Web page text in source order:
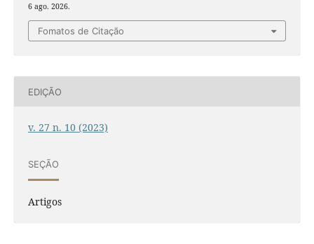
6 ago. 2026.
Fomatos de Citação
EDIÇÃO
v. 27 n. 10 (2023)
SEÇÃO
Artigos